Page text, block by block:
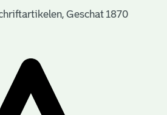
Geschat 1870